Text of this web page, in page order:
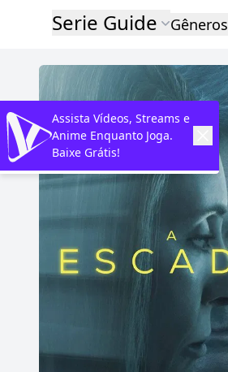
Serie Guide Gêneros
Assista Vídeos, Streams e
Anime Enquanto Joga.
Baixe Grátis!